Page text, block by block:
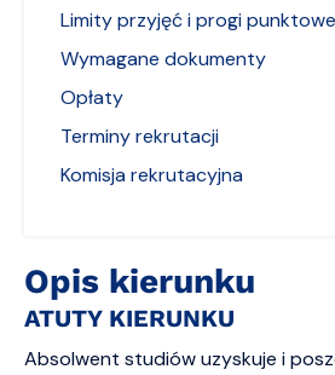
Opis kierunku
ATUTY KIERUNKU
Absolwent studiów uzyskuje i
Limity przyjęć i progi punktowe
Wymagane dokumenty
Opłaty
Terminy rekrutacji
Komisja rekrutacyjna